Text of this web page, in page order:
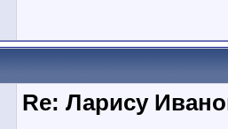
Re: Ларису